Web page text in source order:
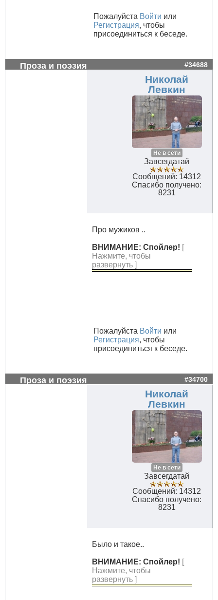
Пожалуйста Войти или
Регистрация, чтобы
присоединиться к беседе.
Проза и поэзия #34688
Николай
Левкин
Не в сети
Завсегдатай
Сообщений: 14312
Спасибо получено:
8231
Про мужиков ..
ВНИМАНИЕ: Спойлер! [
Нажмите, чтобы
развернуть ]
Пожалуйста Войти или
Регистрация, чтобы
присоединиться к беседе.
Проза и поэзия #34700
Николай
Левкин
Не в сети
Завсегдатай
Сообщений: 14312
Спасибо получено:
8231
Было и такое..
ВНИМАНИЕ: Спойлер! [
Нажмите, чтобы
развернуть ]